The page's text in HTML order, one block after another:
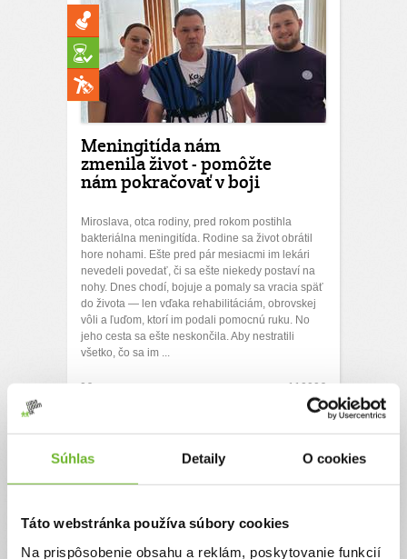
Súhlas Detaily O cookies
Táto webstránka používa súbory cookies
Na prispôsobenie obsahu a reklám, poskytovanie funkcií
Meningitída nám
zmenila život - pomôžte
nám pokračovať v boji
Miroslava, otca rodiny, pred rokom postihla
bakteriálna meningitída. Rodine sa život obrátil
hore nohami. Ešte pred pár mesiacmi im lekári
nevedeli povedať, či sa ešte niekedy postaví na
nohy. Dnes chodí, bojuje a pomaly sa vracia späť
do života — len vďaka rehabilitáciám, obrovskej
vôli a ľuďom, ktorí im podali pomocnú ruku. No
jeho cesta sa ešte neskončila. Aby nestratili
všetko, čo sa im ...
0€ 11000€